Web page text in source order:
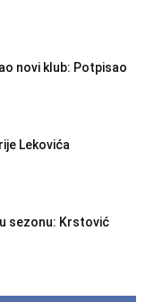
novi klub: Potpisao
Lekovića
sezonu: Krstović